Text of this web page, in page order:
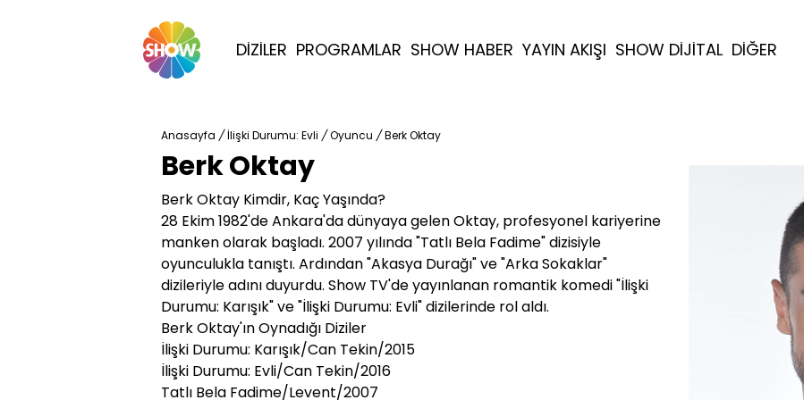
DİZİLER PROGRAMLAR SHOW HABER YAYIN AKIŞI SHOW DİJİTAL DİĞER
Anasayfa / İlişki Durumu: Evli / Oyuncu / Berk Oktay
Berk Oktay
Berk Oktay Kimdir, Kaç Yaşında?
28 Ekim 1982'de Ankara'da dünyaya gelen Oktay, profesyonel kariyerine
manken olarak başladı. 2007 yılında "Tatlı Bela Fadime" dizisiyle
oyunculukla tanıştı. Ardından "Akasya Durağı" ve "Arka Sokaklar"
dizileriyle adını duyurdu. Show TV'de yayınlanan romantik komedi "İlişki
Durumu: Karışık" ve "İlişki Durumu: Evli" dizilerinde rol aldı.
Berk Oktay'ın Oynadığı Diziler
İlişki Durumu: Karışık/Can Tekin/2015
İlişki Durumu: Evli/Can Tekin/2016
Tatlı Bela Fadime/Levent/2007